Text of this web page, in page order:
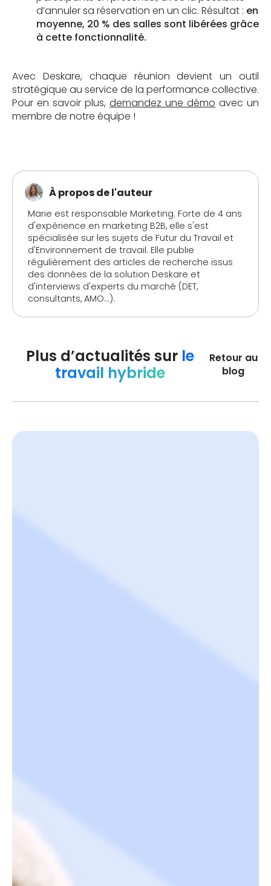
d’annuler sa réservation en un clic. Résultat : en
moyenne, 20 % des salles sont libérées grâce
à cette fonctionnalité.
Avec Deskare, chaque réunion devient un outil
stratégique au service de la performance collective.
Pour en savoir plus, demandez une démo avec un
membre de notre équipe !
À propos de l'auteur
Marie est responsable Marketing. Forte de 4 ans
d'expérience en marketing B2B, elle s'est
spécialisée sur les sujets de Futur du Travail et
d'Environnement de travail. Elle publie
régulièrement des articles de recherche issus
des données de la solution Deskare et
d'interviews d'experts du marché (DET,
consultants, AMO...).
Plus d’actualités sur le
travail hybride
Retour au
blog